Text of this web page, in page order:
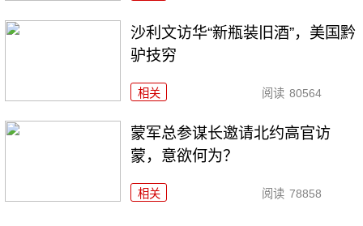
沙利文访华“新瓶装旧酒”，美国黔
驴技穷
相关 阅读 80564
​蒙军总参谋长邀请北约高官访
蒙，意欲何为？
相关 阅读 78858